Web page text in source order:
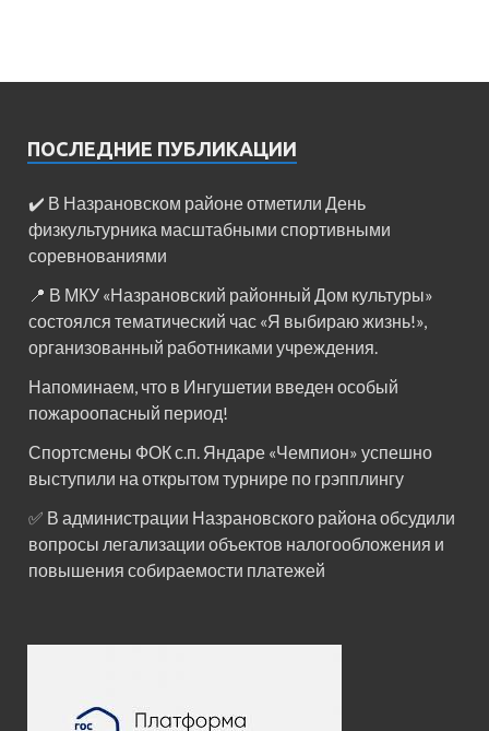
ПОСЛЕДНИЕ ПУБЛИКАЦИИ
✔️ В Назрановском районе отметили День
физкультурника масштабными спортивными
соревнованиями
📍 В МКУ «Назрановский районный Дом культуры»
состоялся тематический час «Я выбираю жизнь!»,
организованный работниками учреждения.
Напоминаем, что в Ингушетии введен особый
пожароопасный период!⁣⁣⠀
Спортсмены ФОК с.п. Яндаре «Чемпион» успешно
выступили на открытом турнире по грэпплингу
✅ В администрации Назрановского района обсудили
вопросы легализации объектов налогообложения и
повышения собираемости платежей